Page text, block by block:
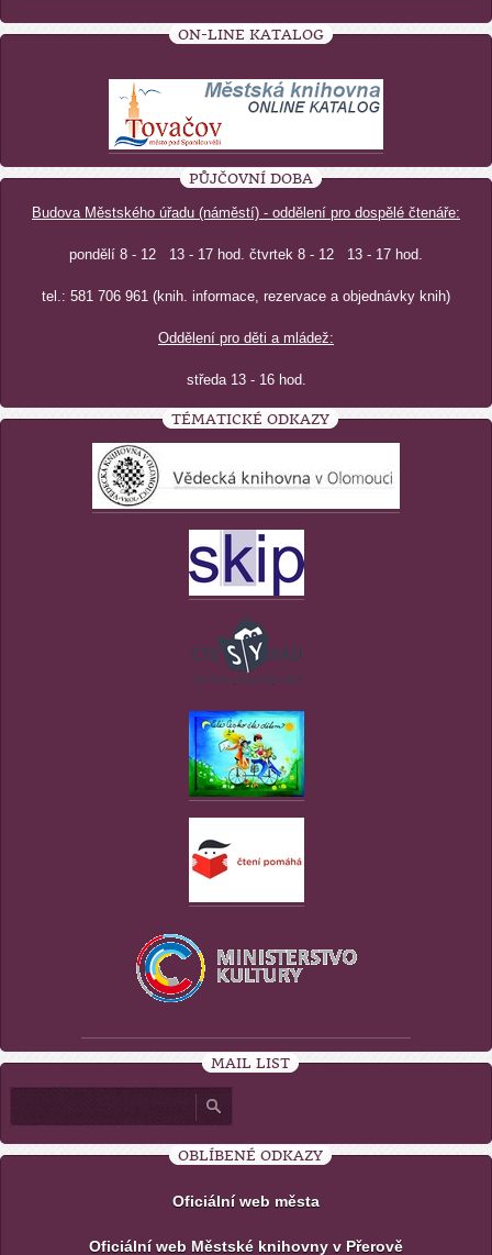
ON-LINE KATALOG
PŮJČOVNÍ DOBA
Budova Městského úřadu (náměstí) - oddělení pro dospělé čtenáře:
pondělí 8 - 12 13 - 17 hod. čtvrtek 8 - 12 13 - 17 hod.
tel.: 581 706 961 (knih. informace, rezervace a objednávky knih)
Oddělení pro děti a mládež:
středa 13 - 16 hod.
TÉMATICKÉ ODKAZY
MAIL LIST
OBLÍBENÉ ODKAZY
Oficiální web města
Oficiální web Městské knihovny v Přerově